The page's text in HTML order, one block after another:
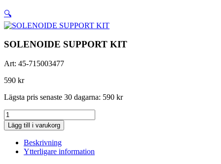
🔍
SOLENOIDE SUPPORT KIT
Art: 45-715003477
590 kr
Lägsta pris senaste 30 dagarna: 590 kr
SOLENOIDE
SUPPORT
KIT
mängd
Lägg till i varukorg
Beskrivning
Ytterligare information